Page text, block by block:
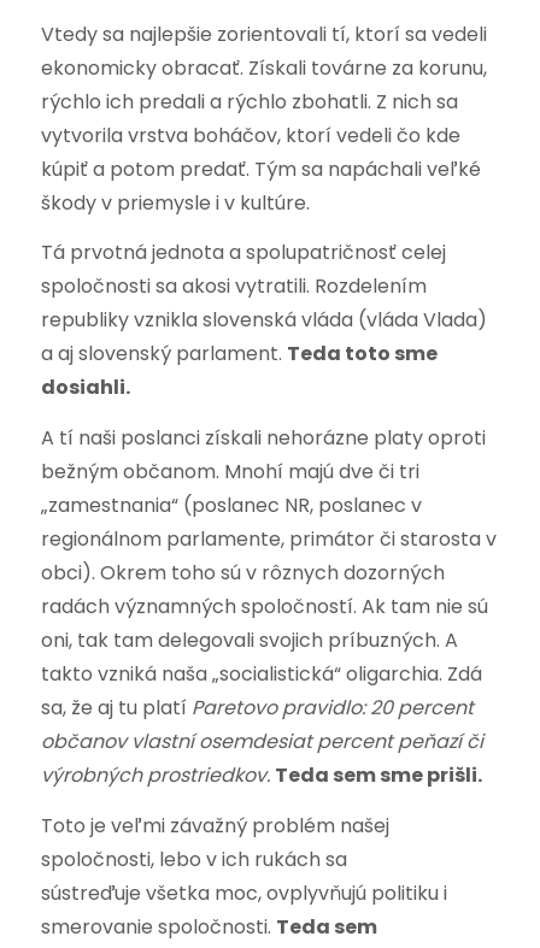
Vtedy sa najlepšie zorientovali tí, ktorí sa vedeli
ekonomicky obracať. Získali továrne za korunu,
rýchlo ich predali a rýchlo zbohatli. Z nich sa
vytvorila vrstva boháčov, ktorí vedeli čo kde
kúpiť a potom predať. Tým sa napáchali veľké
škody v priemysle i v kultúre.
Tá prvotná jednota a spolupatričnosť celej
spoločnosti sa akosi vytratili. Rozdelením
republiky vznikla slovenská vláda (vláda Vlada)
a aj slovenský parlament. Teda toto sme
dosiahli.
A tí naši poslanci získali nehorázne platy oproti
bežným občanom. Mnohí majú dve či tri
„zamestnania“ (poslanec NR, poslanec v
regionálnom parlamente, primátor či starosta v
obci). Okrem toho sú v rôznych dozorných
radách významných spoločností. Ak tam nie sú
oni, tak tam delegovali svojich príbuzných. A
takto vzniká naša „socialistická“ oligarchia. Zdá
sa, že aj tu platí Paretovo pravidlo: 20 percent
občanov vlastní osemdesiat percent peňazí či
výrobných prostriedkov. Teda sem sme prišli.
Toto je veľmi závažný problém našej
spoločnosti, lebo v ich rukách sa
sústreďuje všetka moc, ovplyvňujú politiku i
smerovanie spoločnosti. Teda sem